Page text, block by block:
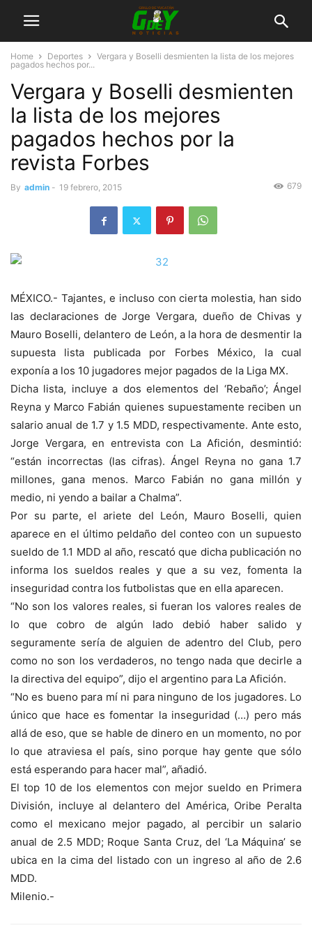
Home Deportes
Vergara y Boselli desmienten la lista de los mejores
pagados hechos por...
Vergara y Boselli desmienten
la lista de los mejores
pagados hechos por la
revista Forbes
By admin - 19 febrero, 2015 679
MÉXICO.- Tajantes, e incluso con cierta molestia, han sido
las declaraciones de Jorge Vergara, dueño de Chivas y
Mauro Boselli, delantero de León, a la hora de desmentir la
supuesta lista publicada por Forbes México, la cual
exponía a los 10 jugadores mejor pagados de la Liga MX.
Dicha lista, incluye a dos elementos del ‘Rebaño’; Ángel
Reyna y Marco Fabián quienes supuestamente reciben un
salario anual de 1.7 y 1.5 MDD, respectivamente. Ante esto,
Jorge Vergara, en entrevista con La Afición, desmintió:
“están incorrectas (las cifras). Ángel Reyna no gana 1.7
millones, gana menos. Marco Fabián no gana millón y
medio, ni yendo a bailar a Chalma”.
Por su parte, el ariete del León, Mauro Boselli, quien
aparece en el último peldaño del conteo con un supuesto
sueldo de 1.1 MDD al año, rescató que dicha publicación no
informa los sueldos reales y que a su vez, fomenta la
inseguridad contra los futbolistas que en ella aparecen.
“No son los valores reales, si fueran los valores reales de
lo que cobro de algún lado debió haber salido y
seguramente sería de alguien de adentro del Club, pero
como no son los verdaderos, no tengo nada que decirle a
la directiva del equipo”, dijo el argentino para La Afición.
“No es bueno para mí ni para ninguno de los jugadores. Lo
único que hace es fomentar la inseguridad (…) pero más
allá de eso, que se hable de dinero en un momento, no por
lo que atraviesa el país, sino porque hay gente que sólo
está esperando para hacer mal”, añadió.
El top 10 de los elementos con mejor sueldo en Primera
División, incluye al delantero del América, Oribe Peralta
como el mexicano mejor pagado, al percibir un salario
anual de 2.5 MDD; Roque Santa Cruz, del ‘La Máquina’ se
ubica en la cima del listado con un ingreso al año de 2.6
MDD.
Milenio.-